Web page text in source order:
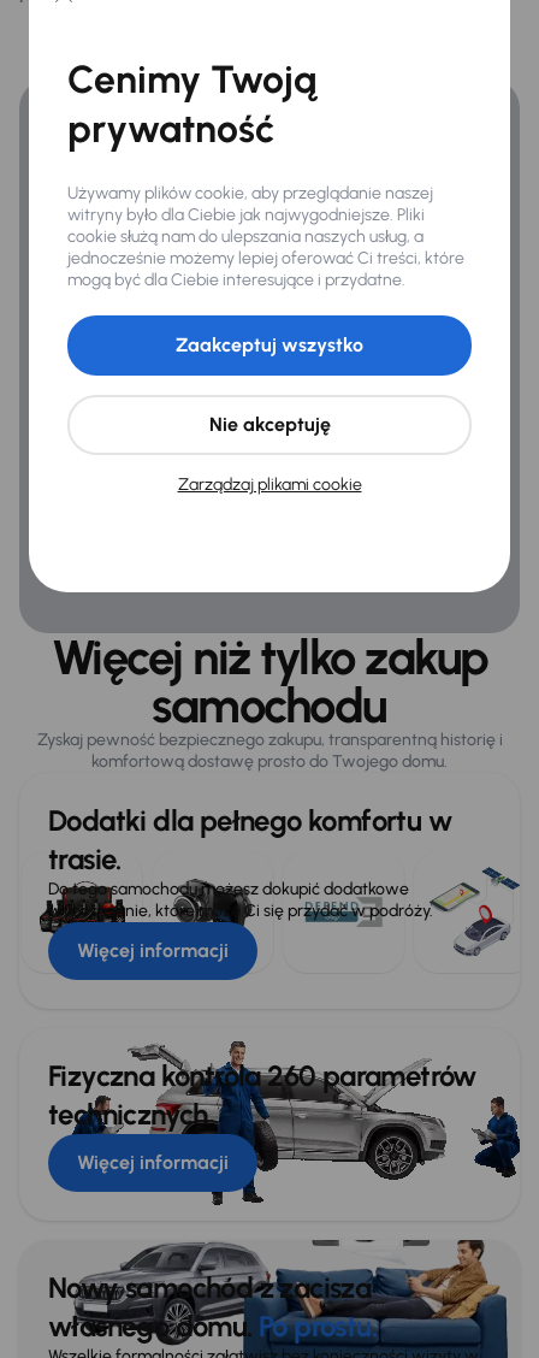
Bezpieczeństwo
Airbag
ASR
Asystent podjazdu
ESP
Kontrola tlaku v pneumatikách
Ogólne
Zyskaj lepsze warunki finansowania niż v banku.
Więcej niż tylko zakup
samochodu
Zyskaj pewność bezpiecznego zakupu, transparentną historię i
komfortową dostawę prosto do Twojego domu.
Dodatki dla pełnego komfortu w
trasie.
Do tego samochodu możesz dokupić dodatkowe
wyposażenie, które może Ci się przydać w podróży.
Więcej informacji
Fizyczna kontrola 260 parametrów
technicznych
Więcej informacji
Nowy samochód z zacisza
własnego domu. Po prostu.
Cenimy Twoją
prywatność
Używamy plików cookie, aby przeglądanie naszej
witryny było dla Ciebie jak najwygodniejsze. Pliki
cookie służą nam do ulepszania naszych usług, a
jednocześnie możemy lepiej oferować Ci treści, które
mogą być dla Ciebie interesujące i przydatne.
Zarządzaj plikami cookie
Nie akceptuję
Zaakceptuj wszystko